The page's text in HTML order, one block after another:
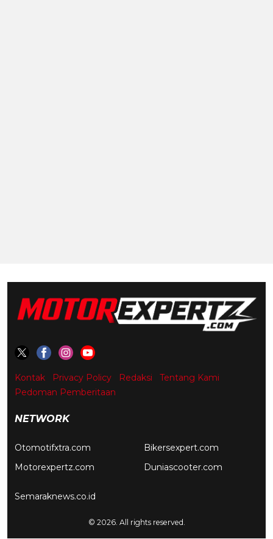
Kontak Privacy Policy Redaksi
Tentang Kami
Pedoman Pemberitaan
NETWORK
Otomotifxtra.com
Motorexpertz.com
Bikersexpert.com
Duniascooter.com
Semaraknews.co.id
© 2026. All rights reserved.